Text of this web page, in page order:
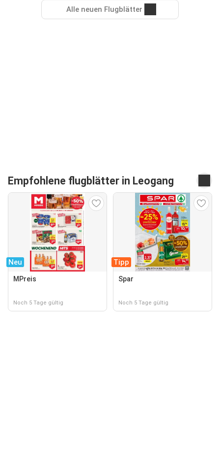
Alle neuen Flugblätter
Empfohlene flugblätter in Leogang
Neu
MPreis
Noch 5 Tage gültig
Tipp
Spar
Noch 5 Tage gültig